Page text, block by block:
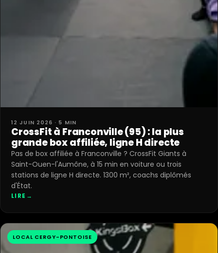
12 JUIN 2026 · 5 MIN
CrossFit à Franconville (95) : la plus
grande box affiliée, ligne H directe
Pas de box affiliée à Franconville ? CrossFit Giants à
Saint-Ouen-l'Aumône, à 15 min en voiture ou trois
stations de ligne H directe. 1300 m², coachs diplômés
d'État.
LIRE →
LOCAL CERGY-PONTOISE